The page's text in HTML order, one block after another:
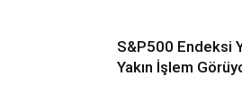
S&P500 Endeksi
Yakın İşlem